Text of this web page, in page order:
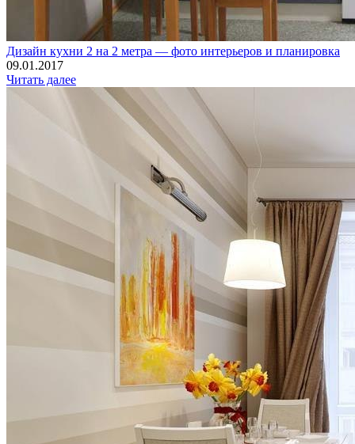
Дизайн кухни 2 на 2 метра — фото интерьеров и планировка
09.01.2017
Читать далее